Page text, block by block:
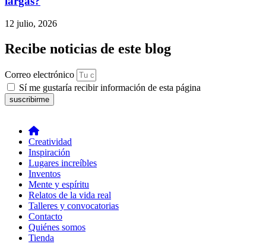
12 julio, 2026
Recibe noticias de este blog
Correo electrónico
Sí me gustaría recibir información de esta página
suscribirme
Creatividad
Inspiración
Lugares increíbles
Inventos
Mente y espíritu
Relatos de la vida real
Talleres y convocatorias
Contacto
Quiénes somos
Tienda